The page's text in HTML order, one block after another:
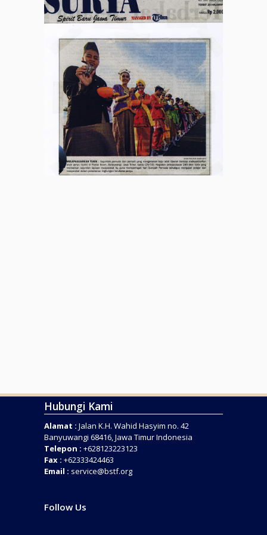
Hubungi Kami
Alamat : Jalan K.H. Wahid Hasyim no. 42
Banyuwangi 68416, Jawa Timur Indonesia
Telepon : +628123223123
Fax : +62333424463
Email : service@bstf.org
Follow Us